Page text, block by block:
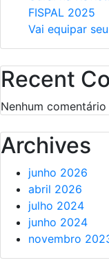
FISPAL 2025
Vai equipar
Recent
Nenhum
Archives
junho 2026
abril 2026
julho 2024
junho 2024
novembro